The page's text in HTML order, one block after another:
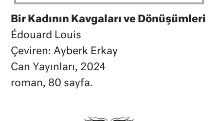
Bir Kadının Kavgaları ve Dönüşümleri
Édouard Louis
Çeviren: Ayberk Erkay
Can Yayınları, 2024
roman, 80 sayfa.